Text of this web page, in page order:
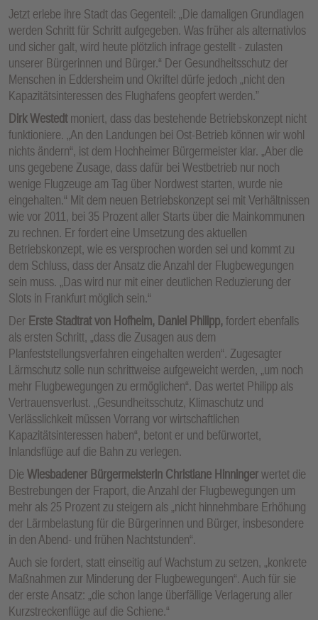
Jetzt erlebe ihre Stadt das Gegenteil: „Die damaligen Grundlagen
werden Schritt für Schritt aufgegeben. Was früher als alternativlos
und sicher galt, wird heute plötzlich infrage gestellt - zulasten
unserer Bürgerinnen und Bürger.“ Der Gesundheitsschutz der
Menschen in Eddersheim und Okriftel dürfe jedoch „nicht den
Kapazitätsinteressen des Flughafens geopfert werden.”
Dirk Westedtmoniert, dass das bestehende Betriebskonzept nicht
funktioniere. „An den Landungen bei Ost-Betrieb können wir wohl
nichts ändern“, ist dem Hochheimer Bürgermeister klar. „Aber die
uns gegebene Zusage, dass dafür bei Westbetrieb nur noch
wenige Flugzeuge am Tag über Nordwest starten, wurde nie
eingehalten.“ Mit dem neuen Betriebskonzept sei mit Verhältnissen
wie vor 2011, bei 35 Prozent aller Starts über die Mainkommunen
zu rechnen. Er fordert eine Umsetzung des aktuellen
Betriebskonzept, wie es versprochen worden sei und kommt zu
dem Schluss, dass der Ansatz die Anzahl der Flugbewegungen
sein muss. „Das wird nur mit einer deutlichen Reduzierung der
Slots in Frankfurt möglich sein.“
Der Erste Stadtrat von Hofheim, Daniel Philipp, fordert ebenfalls
als ersten Schritt, „dass die Zusagen aus dem
Planfeststellungsverfahren eingehalten werden“. Zugesagter
Lärmschutz solle nun schrittweise aufgeweicht werden, „um noch
mehr Flugbewegungen zu ermöglichen“. Das wertet Philipp als
Vertrauensverlust. „Gesundheitsschutz, Klimaschutz und
Verlässlichkeit müssen Vorrang vor wirtschaftlichen
Kapazitätsinteressen haben“, betont er und befürwortet,
Inlandsflüge auf die Bahn zu verlegen.
Die Wiesbadener Bürgermeisterin Christiane Hinningerwertet die
Bestrebungen der Fraport, die Anzahl der Flugbewegungen um
mehr als 25 Prozent zu steigern als „nicht hinnehmbare Erhöhung
der Lärmbelastung für die Bürgerinnen und Bürger, insbesondere
in den Abend- und frühen Nachtstunden“.
Auch sie fordert, statt einseitig auf Wachstum zu setzen, „konkrete
Maßnahmen zur Minderung der Flugbewegungen“. Auch für sie
der erste Ansatz: „die schon lange überfällige Verlagerung aller
Kurzstreckenflüge auf die Schiene.“